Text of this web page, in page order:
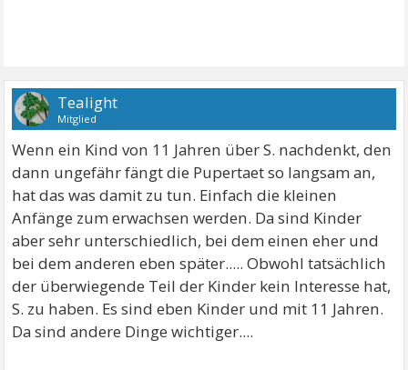
Tealight
Mitglied
Wenn ein Kind von 11 Jahren über S. nachdenkt, den
dann ungefähr fängt die Pupertaet so langsam an,
hat das was damit zu tun. Einfach die kleinen
Anfänge zum erwachsen werden. Da sind Kinder
aber sehr unterschiedlich, bei dem einen eher und
bei dem anderen eben später..... Obwohl tatsächlich
der überwiegende Teil der Kinder kein Interesse hat,
S. zu haben. Es sind eben Kinder und mit 11 Jahren.
Da sind andere Dinge wichtiger....